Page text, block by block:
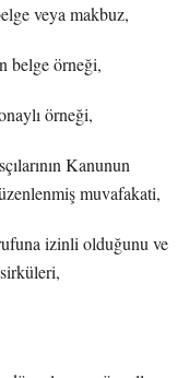
veya makbuz,
belge örneği,
örneği,
Kanunun
muvafakati,
izinli olduğunu ve